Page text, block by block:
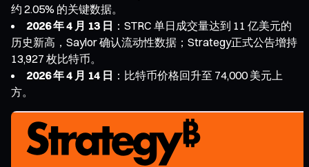
约 2.05% 的关键数据。
2026 年 4 月 13 日 ：STRC 单日成交量达到 11 亿美元的
历史新高，Saylor 确认流动性数据；Strategy正式公告增持
13,927 枚比特币。
2026 年 4 月 14 日 ：比特币价格回升至 74,000 美元上
方。